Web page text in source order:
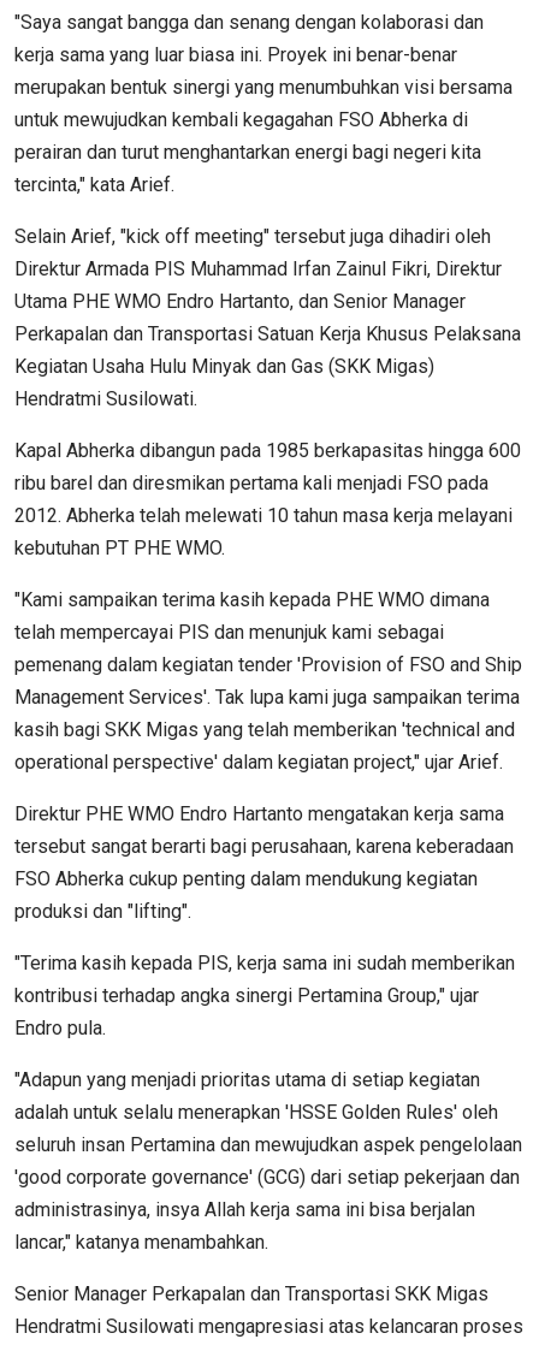
"Saya sangat bangga dan senang dengan kolaborasi dan
kerja sama yang luar biasa ini. Proyek ini benar-benar
merupakan bentuk sinergi yang menumbuhkan visi bersama
untuk mewujudkan kembali kegagahan FSO Abherka di
perairan dan turut menghantarkan energi bagi negeri kita
tercinta," kata Arief.
Selain Arief, "kick off meeting" tersebut juga dihadiri oleh
Direktur Armada PIS Muhammad Irfan Zainul Fikri, Direktur
Utama PHE WMO Endro Hartanto, dan Senior Manager
Perkapalan dan Transportasi Satuan Kerja Khusus Pelaksana
Kegiatan Usaha Hulu Minyak dan Gas (SKK Migas)
Hendratmi Susilowati.
Kapal Abherka dibangun pada 1985 berkapasitas hingga 600
ribu barel dan diresmikan pertama kali menjadi FSO pada
2012. Abherka telah melewati 10 tahun masa kerja melayani
kebutuhan PT PHE WMO.
"Kami sampaikan terima kasih kepada PHE WMO dimana
telah mempercayai PIS dan menunjuk kami sebagai
pemenang dalam kegiatan tender 'Provision of FSO and Ship
Management Services'. Tak lupa kami juga sampaikan terima
kasih bagi SKK Migas yang telah memberikan 'technical and
operational perspective' dalam kegiatan project," ujar Arief.
Direktur PHE WMO Endro Hartanto mengatakan kerja sama
tersebut sangat berarti bagi perusahaan, karena keberadaan
FSO Abherka cukup penting dalam mendukung kegiatan
produksi dan "lifting".
"Terima kasih kepada PIS, kerja sama ini sudah memberikan
kontribusi terhadap angka sinergi Pertamina Group," ujar
Endro pula.
"Adapun yang menjadi prioritas utama di setiap kegiatan
adalah untuk selalu menerapkan 'HSSE Golden Rules' oleh
seluruh insan Pertamina dan mewujudkan aspek pengelolaan
'good corporate governance' (GCG) dari setiap pekerjaan dan
administrasinya, insya Allah kerja sama ini bisa berjalan
lancar," katanya menambahkan.
Senior Manager Perkapalan dan Transportasi SKK Migas
Hendratmi Susilowati mengapresiasi atas kelancaran proses